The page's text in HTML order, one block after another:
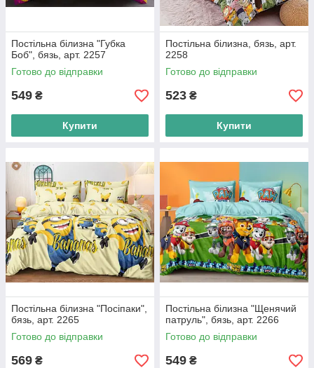
Постільна білизна "Губка
Боб", бязь, арт. 2257
Готово до відправки
549 ₴
Купити
Постільна білизна, бязь, арт.
2258
Готово до відправки
523 ₴
Купити
Постільна білизна "Посіпаки",
бязь, арт. 2265
Готово до відправки
569 ₴
Постільна білизна "Щенячий
патруль", бязь, арт. 2266
Готово до відправки
549 ₴